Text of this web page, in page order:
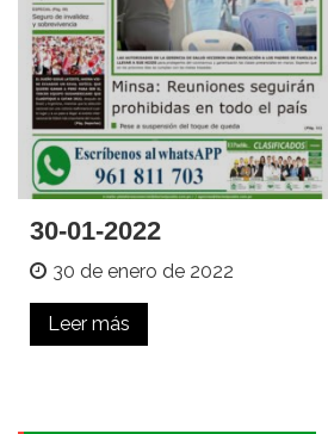
30-01-2022
30 de enero de 2022
Leer más